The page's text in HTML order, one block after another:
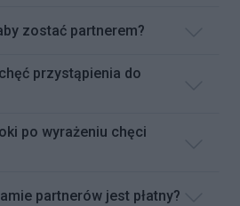
zostać partnerem?
przystąpienia do
po wyrażeniu chęci
partnerów jest płatny?